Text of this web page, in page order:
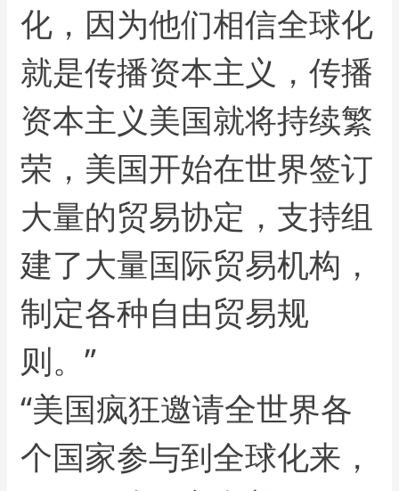
化，因为他们相信全球化
就是传播资本主义，传播
资本主义美国就将持续繁
荣，美国开始在世界签订
大量的贸易协定，支持组
建了大量国际贸易机构，
制定各种自由贸易规
则。”
“美国疯狂邀请全世界各
个国家参与到全球化来，